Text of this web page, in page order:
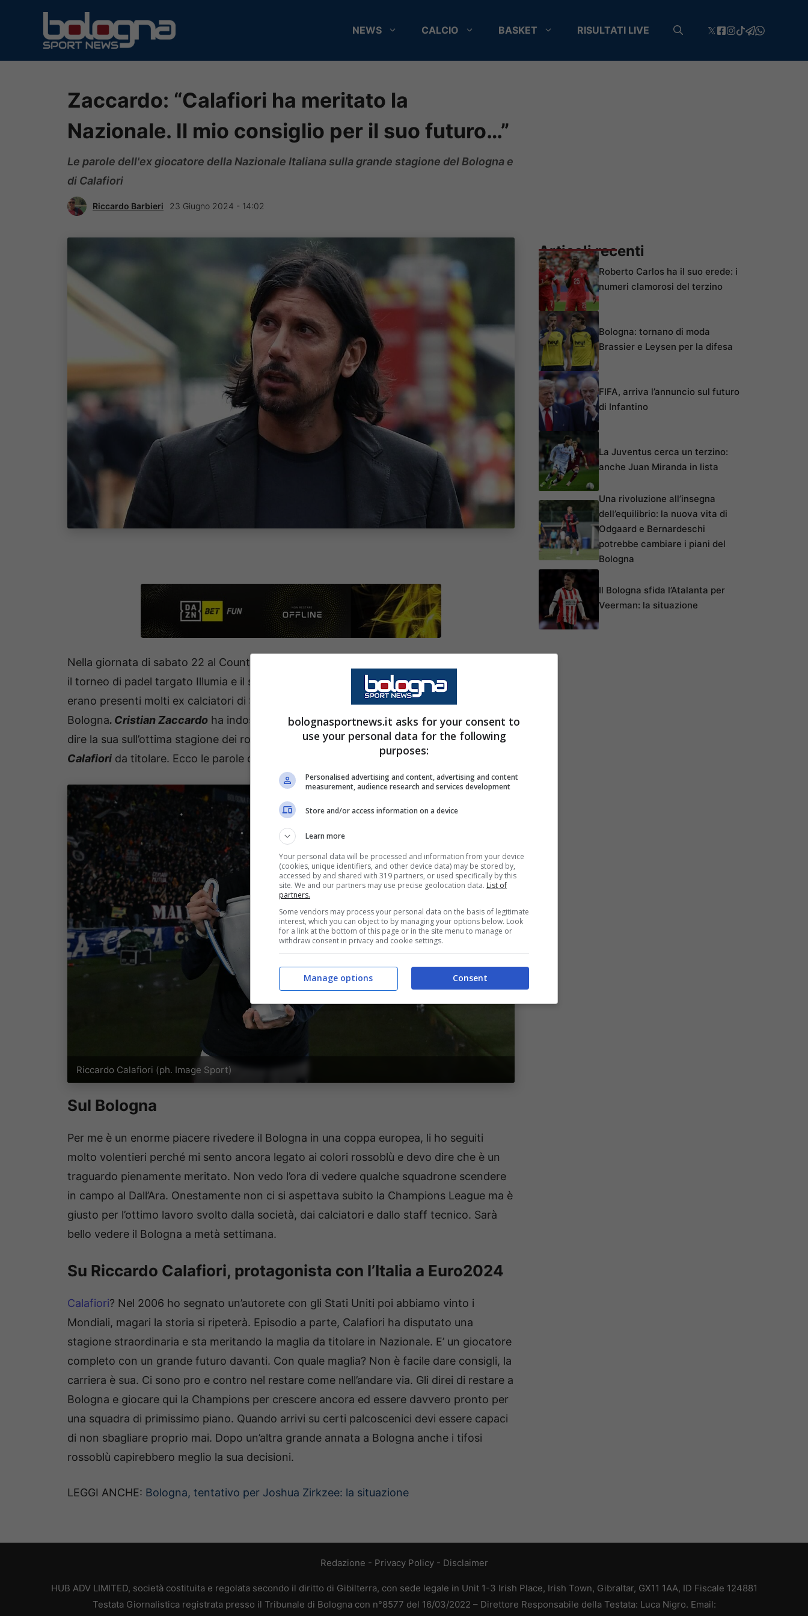
contenuto
NEWS CALCIO BASKET RISULTATI LIVE
Zaccardo: “Calafiori ha meritato la
Nazionale. Il mio consiglio per il suo futuro…”
Le parole dell'ex giocatore della Nazionale Italiana sulla grande stagione del Bologna e
di Calafiori
Riccardo Barbieri 23 Giugno 2024 - 14:02
Nella giornata di sabato 22 al Country Club di Castenaso, a
il torneo di padel targato Illumia e il successivo evento benefico. All’Illumia Padel Cup
erano presenti molti ex calciatori di Serie A che hanno parlato della grande stagione del
Bologna. Cristian Zaccardo ha indossato la maglia della Nazionale nel 2006 e ha voluto
dire la sua sull’ottima stagione dei rossoblù e sull’Europeo che sta disputando Riccardo
Calafiori da titolare. Ecco le parole di Zaccardo raccolte dal Corriere di Bologna.
Riccardo Calafiori (ph. Image Sport)
Sul Bologna
Per me è un enorme piacere rivedere il Bologna in una coppa europea, li ho seguiti
molto volentieri perché mi sento ancora legato ai colori rossoblù e devo dire che è un
traguardo pienamente meritato. Non vedo l’ora di vedere qualche squadrone scendere
in campo al Dall’Ara. Onestamente non ci si aspettava subito la Champions League ma è
giusto per l’ottimo lavoro svolto dalla società, dai calciatori e dallo staff tecnico. Sarà
bello vedere il Bologna a metà settimana.
Su Riccardo Calafiori, protagonista con l’Italia a Euro2024
Calafiori? Nel 2006 ho segnato un’autorete con gli Stati Uniti poi abbiamo vinto i
Mondiali, magari la storia si ripeterà. Episodio a parte, Calafiori ha disputato una
stagione straordinaria e sta meritando la maglia da titolare in Nazionale. E’ un giocatore
completo con un grande futuro davanti. Con quale maglia? Non è facile dare consigli, la
carriera è sua. Ci sono pro e contro nel restare come nell’andare via. Gli direi di restare a
Bologna e giocare qui la Champions per crescere ancora ed essere davvero pronto per
una squadra di primissimo piano. Quando arrivi su certi palcoscenici devi essere capaci
di non sbagliare proprio mai. Dopo un’altra grande annata a Bologna anche i tifosi
rossoblù capirebbero meglio la sua decisioni.
LEGGI ANCHE: Bologna, tentativo per Joshua Zirkzee: la situazione
Articoli recenti
Roberto Carlos ha il suo erede: i
numeri clamorosi del terzino
Bologna: tornano di moda
Brassier e Leysen per la difesa
FIFA, arriva l’annuncio sul futuro
di Infantino
La Juventus cerca un terzino:
anche Juan Miranda in lista
Una rivoluzione all’insegna
dell’equilibrio: la nuova vita di
Odgaard e Bernardeschi
potrebbe cambiare i piani del
Bologna
Il Bologna sfida l’Atalanta per
Veerman: la situazione
Redazione - Privacy Policy- Disclaimer
HUB ADV LIMITED, società costituita e regolata secondo il diritto di Gibilterra, con sede legale in Unit 1-3 Irish Place, Irish Town, Gibraltar, GX11 1AA, ID Fiscale 124881
Testata Giornalistica registrata presso il Tribunale di Bologna con n°8577 del 16/03/2022 – Direttore Responsabile della Testata: Luca Nigro. Email:
bolognasportnews.it asks for your consent to
use your personal data for the following
purposes:
Personalised advertising and content, advertising and content
measurement, audience research and services development
Store and/or access information on a device
Learn more
Your personal data will be processed and information from your device
(cookies, unique identifiers, and other device data) may be stored by,
accessed by and shared with 319 partners, or used specifically by this
site. We and our partners may use precise geolocation data. List of
partners.
Some vendors may process your personal data on the basis of legitimate
interest, which you can object to by managing your options below. Look
for a link at the bottom of this page or in the site menu to manage or
withdraw consent in privacy and cookie settings.
Consent
Manage options